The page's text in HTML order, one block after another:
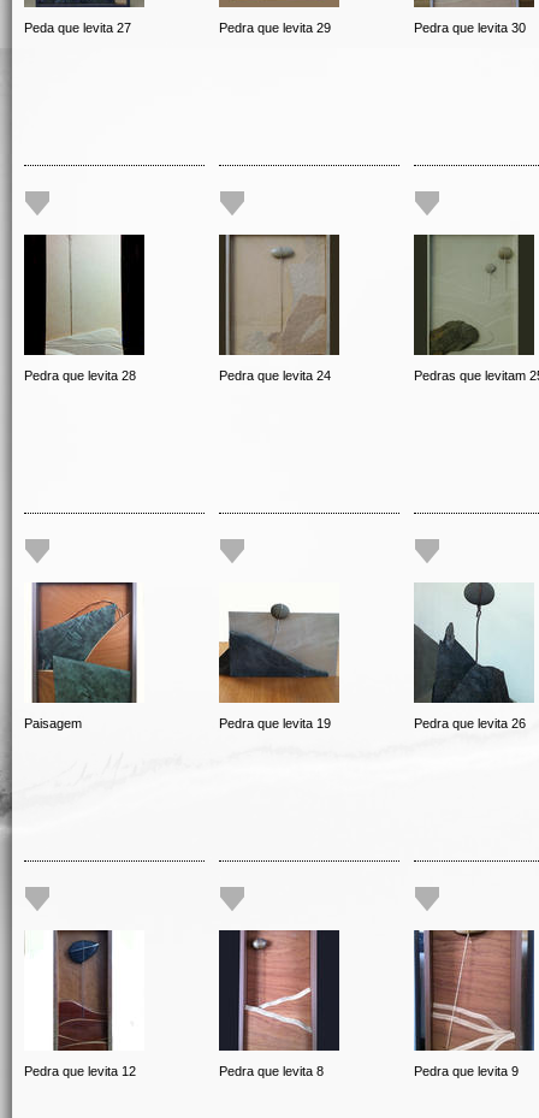
Peda que levita 27 Pedra que levita 29 Pedra que levita 30
Pedra que levita 28 Pedra que levita 24 Pedras que levitam
Paisagem Pedra que levita 19 Pedra que levita 26
Pedra que levita 12 Pedra que levita 8 Pedra que levita 9